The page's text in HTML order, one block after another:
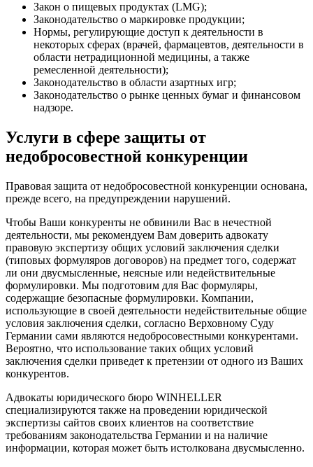
Закон о пищевых продуктах (LMG);
Законодательство о маркировке продукции;
Нормы, регулирующие доступ к деятельности в
некоторых сферах (врачей, фармацевтов, деятельности в
области нетрадиционной медицины, а также
ремесленной деятельности);
Законодательство в области азартных игр;
Законодательство о рынке ценных бумаг и финансовом
надзоре.
Услуги в сфере защиты от
недобросовестной конкуренции
Правовая защита от недобросовестной конкуренции основана,
прежде всего, на предупреждении нарушений.
Чтобы Ваши конкуренты не обвинили Вас в нечестной
деятельности, мы рекомендуем Вам доверить адвокату
правовую экспертизу общих условий заключения сделки
(типовых формуляров договоров) на предмет того, содержат
ли они двусмысленные, неясные или недействительные
формулировки. Мы подготовим для Вас формуляры,
содержащие безопасные формулировки. Компании,
использующие в своей деятельности недействительные общие
условия заключения сделки, согласно Верховному Суду
Германии сами являются недобросовестными конкурентами.
Вероятно, что использование таких общих условий
заключения сделки приведет к претензии от одного из Ваших
конкурентов.
Адвокаты юридического бюро WINHELLER
специализируются также на проведении юридической
экспертизы сайтов своих клиентов на соответствие
требованиям законодательства Германии и на наличие
информации, которая может быть истолкована двусмысленно.